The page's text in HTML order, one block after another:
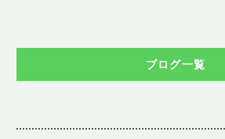
ブログ一覧